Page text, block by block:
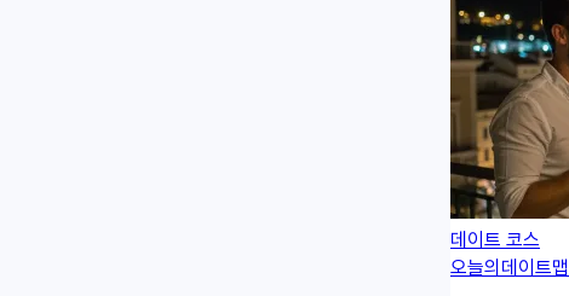
데이트 코스
오늘의데이트맵